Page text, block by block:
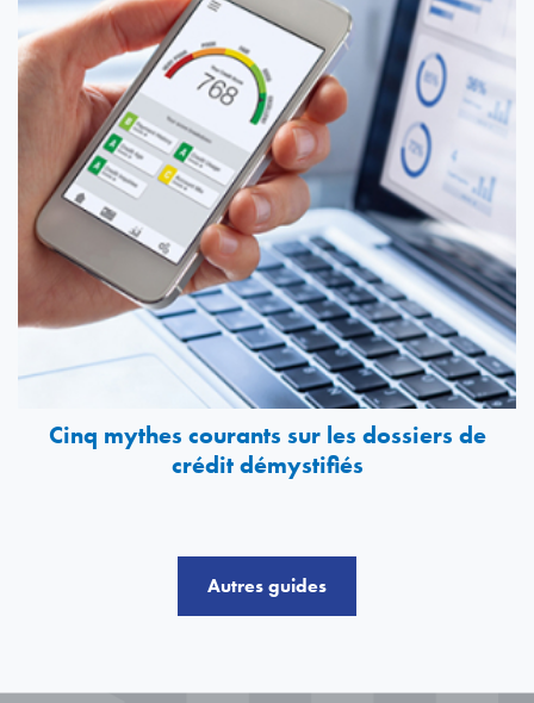
Cinq mythes courants sur les dossiers de
crédit démystifiés
Autres guides